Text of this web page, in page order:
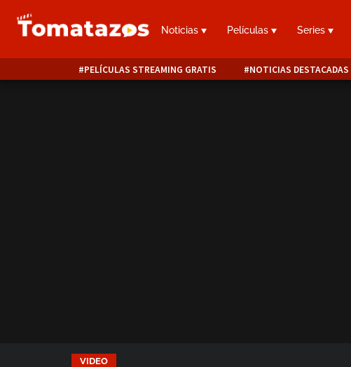
Noticias Películas Series
PELÍCULAS STREAMING GRATIS NOTICIAS DESTACADAS
VIDEO